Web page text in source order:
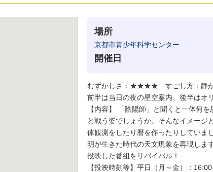
場所
京都市青少年科学センター
開催日
むずかしさ：★★★★ すごし方：静か
前半は当日の夜の星空案内、後半はオ
【内容】 「陰陽師」と聞くと一体何
と戦う姿でしょうか。そんなイメージ
体観測をしたり暦を作ったりしていま
明が生きた時代の天文現象を再現しま
投映した番組をリバイバル！
【投映時刻等】平日（月～金）：